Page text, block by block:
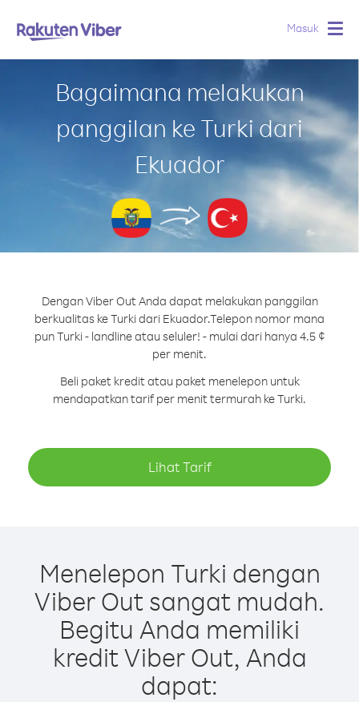
Masuk
Bagaimana melakukan
panggilan ke Turki dari
Ekuador
Dengan Viber Out Anda dapat melakukan panggilan
berkualitas ke Turki dari Ekuador.Telepon nomor mana
pun Turki - landline atau seluler! - mulai dari hanya 4.5 ¢
per menit.
Beli paket kredit atau paket menelepon untuk
mendapatkan tarif per menit termurah ke Turki.
Lihat Tarif
Menelepon Turki dengan
Viber Out sangat mudah.
Begitu Anda memiliki
kredit Viber Out, Anda
dapat: